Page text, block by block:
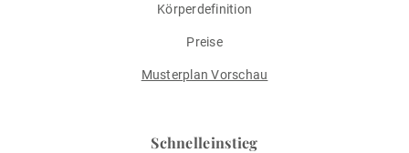
Körperdefinition
Preise
Musterplan Vorschau
Schnelleinstieg